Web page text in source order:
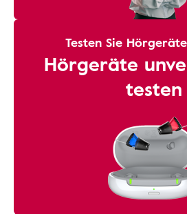
Testen Sie
Hörgeräte
testen